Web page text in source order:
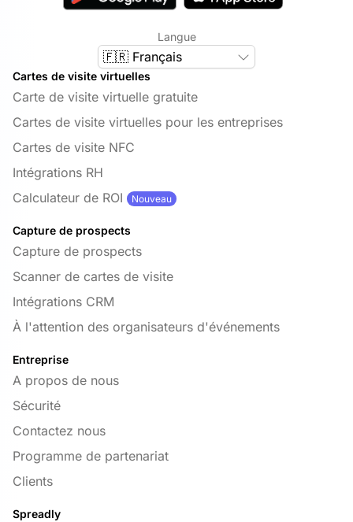
Langue
🇫🇷 Français
Cartes de visite virtuelles
Carte de visite virtuelle gratuite
Cartes de visite virtuelles pour les entreprises
Cartes de visite NFC
Intégrations RH
Calculateur de ROI
Nouveau
Capture de prospects
Capture de prospects
Scanner de cartes de visite
Intégrations CRM
À l'attention des organisateurs d'événements
Entreprise
A propos de nous
Sécurité
Contactez nous
Programme de partenariat
Clients
Spreadly